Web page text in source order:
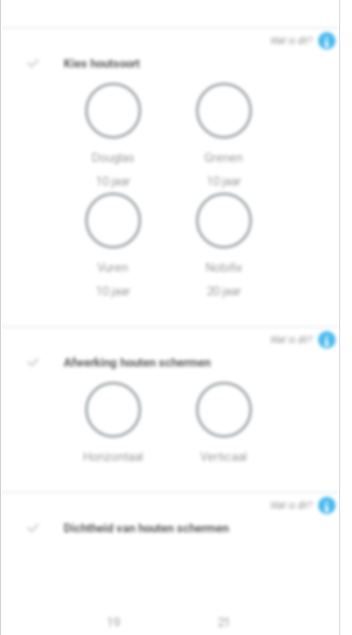
Wat is dit?
Kies houtsoort
Douglas
10 jaar
Grenen
10 jaar
Vuren
10 jaar
Nobifix
20 jaar
Wat is dit?
Afwerking houten schermen
Horizontaal Verticaal
Wat is dit?
Dichtheid van houten schermen